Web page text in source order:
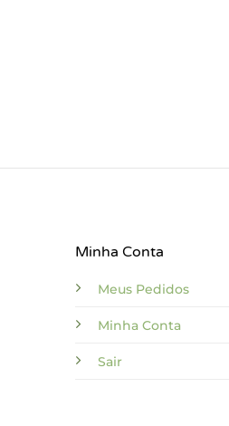
Minha Conta
Meus Pedidos
Minha Conta
Sair